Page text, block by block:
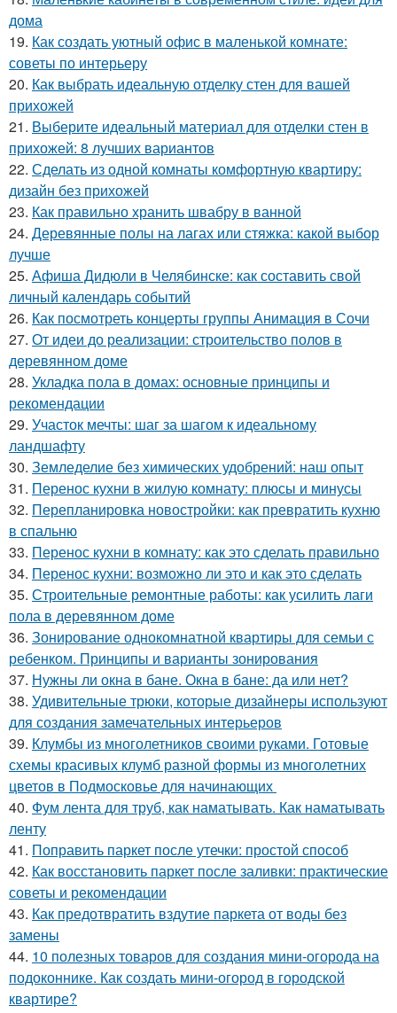
дома
19. Как создать уютный офис в маленькой комнате:
советы по интерьеру
20. Как выбрать идеальную отделку стен для вашей
прихожей
21. Выберите идеальный материал для отделки стен в
прихожей: 8 лучших вариантов
22. Сделать из одной комнаты комфортную квартиру:
дизайн без прихожей
23. Как правильно хранить швабру в ванной
24. Деревянные полы на лагах или стяжка: какой выбор
лучше
25. Афиша Дидюли в Челябинске: как составить свой
личный календарь событий
26. Как посмотреть концерты группы Анимация в Сочи
27. От идеи до реализации: строительство полов в
деревянном доме
28. Укладка пола в домах: основные принципы и
рекомендации
29. Участок мечты: шаг за шагом к идеальному
ландшафту
30. Земледелие без химических удобрений: наш опыт
31. Перенос кухни в жилую комнату: плюсы и минусы
32. Перепланировка новостройки: как превратить кухню
в спальню
33. Перенос кухни в комнату: как это сделать правильно
34. Перенос кухни: возможно ли это и как это сделать
35. Строительные ремонтные работы: как усилить лаги
пола в деревянном доме
36. Зонирование однокомнатной квартиры для семьи с
ребенком. Принципы и варианты зонирования
37. Нужны ли окна в бане. Окна в бане: да или нет?
38. Удивительные трюки, которые дизайнеры используют
для создания замечательных интерьеров
39. Клумбы из многолетников своими руками. Готовые
схемы красивых клумб разной формы из многолетних
цветов в Подмосковье для начинающих
40. Фум лента для труб, как наматывать. Как наматывать
ленту
41. Поправить паркет после утечки: простой способ
42. Как восстановить паркет после заливки: практические
советы и рекомендации
43. Как предотвратить вздутие паркета от воды без
замены
44. 10 полезных товаров для создания мини-огорода на
подоконнике. Как создать мини-огород в городской
квартире?